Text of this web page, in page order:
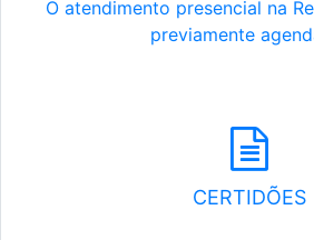
O atendimento presencial na
previamente
CERTIDÕES